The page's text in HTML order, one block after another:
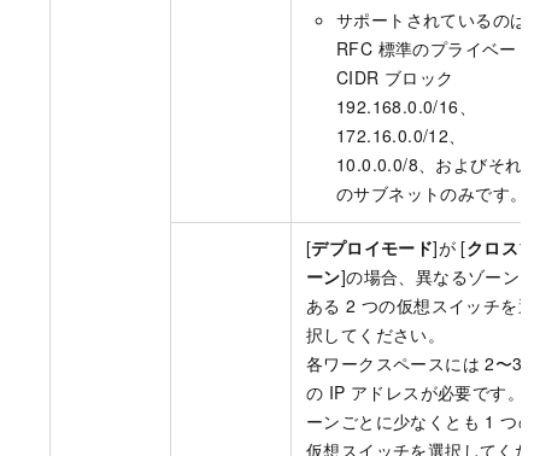
サポートされているのは
RFC 標準のプライベート
CIDR ブロック
192.168.0.0/16、
172.16.0.0/12、
10.0.0.0/8、およびそれら
のサブネットのみです。
[デプロイモード]が [クロスゾ
ーン]の場合、異なるゾーンに
ある 2 つの仮想スイッチを選
択してください。
各ワークスペースには 2〜3
の IP アドレスが必要です。
ーンごとに少なくとも 1 つの
仮想スイッチを選択してくだ